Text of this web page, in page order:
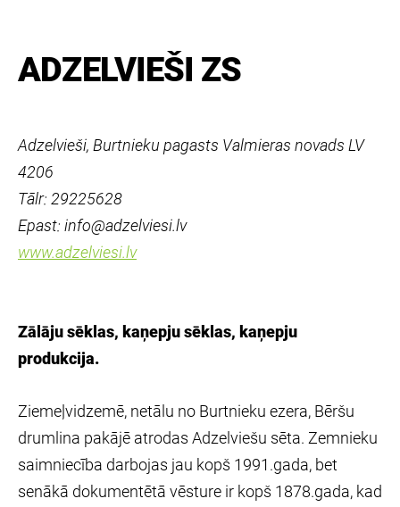
ADZELVIEŠI ZS
Adzelvieši, Burtnieku pagasts Valmieras novads LV
4206
Tālr: 29225628
Epast: info@adzelviesi.lv
www.adzelviesi.lv
Zālāju sēklas, kaņepju sēklas, kaņepju
produkcija.
Ziemeļvidzemē, netālu no Burtnieku ezera, Bēršu
drumlina pakājē atrodas Adzelviešu sēta. Zemnieku
saimniecība darbojas jau kopš 1991.gada, bet
senākā dokumentētā vēsture ir kopš 1878.gada, kad